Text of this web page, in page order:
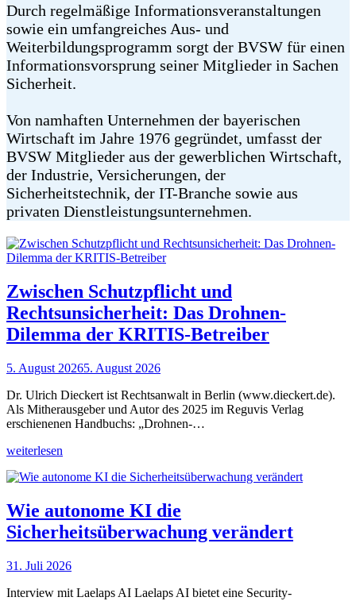
Durch regelmäßige Informationsveranstaltungen
sowie ein umfangreiches Aus- und
Weiterbildungsprogramm sorgt der BVSW für einen
Informationsvorsprung seiner Mitglieder in Sachen
Sicherheit.
Von namhaften Unternehmen der bayerischen
Wirtschaft im Jahre 1976 gegründet, umfasst der
BVSW Mitglieder aus der gewerblichen Wirtschaft,
der Industrie, Versicherungen, der
Sicherheitstechnik, der IT-Branche sowie aus
privaten Dienstleistungsunternehmen.
Zwischen Schutzpflicht und
Rechtsunsicherheit: Das Drohnen-
Dilemma der KRITIS-Betreiber
5. August 20265. August 2026
Dr. Ulrich Dieckert ist Rechtsanwalt in Berlin (www.dieckert.de).
Als Mitherausgeber und Autor des 2025 im Reguvis Verlag
erschienenen Handbuchs: „Drohnen-…
weiterlesen
Wie autonome KI die
Sicherheitsüberwachung verändert
31. Juli 2026
Interview mit Laelaps AI Laelaps AI bietet eine Security-